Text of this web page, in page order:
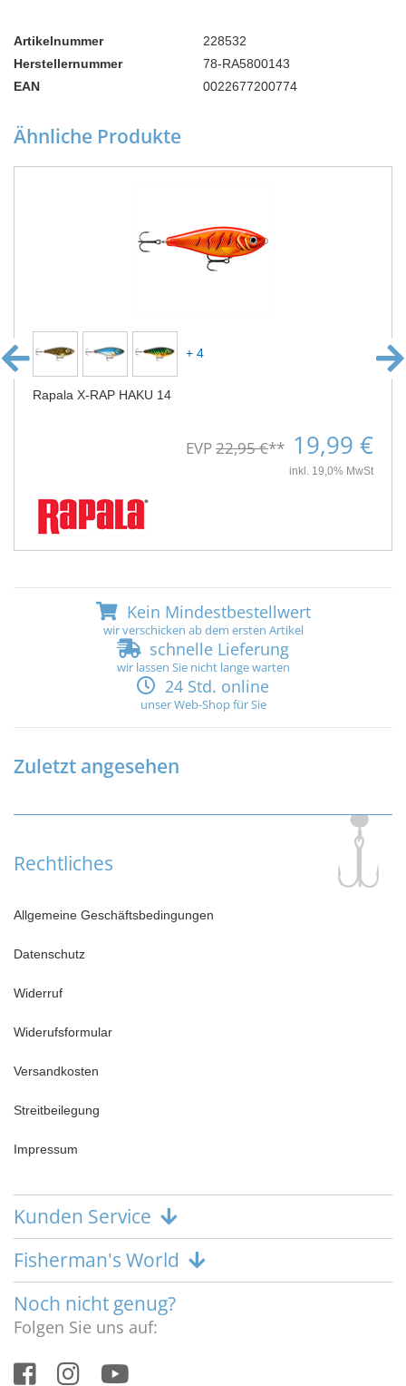
Artikelnummer
228532
Herstellernummer
78-RA5800143
EAN
0022677200774
Ähnliche Produkte
+ 4
Rapala X-RAP HAKU 14
EVP22,95 €** 19,99 €
inkl. 19,0% MwSt
Kein Mindestbestellwert
wir verschicken ab dem ersten Artikel
schnelle Lieferung
wir lassen Sie nicht lange warten
24 Std. online
unser Web-Shop für Sie
Zuletzt angesehen
Rechtliches
Allgemeine Geschäftsbedingungen
Datenschutz
Widerruf
Widerufsformular
Versandkosten
Streitbeilegung
Impressum
Kunden Service
Fisherman's World
Noch nicht genug?
Folgen Sie uns auf: